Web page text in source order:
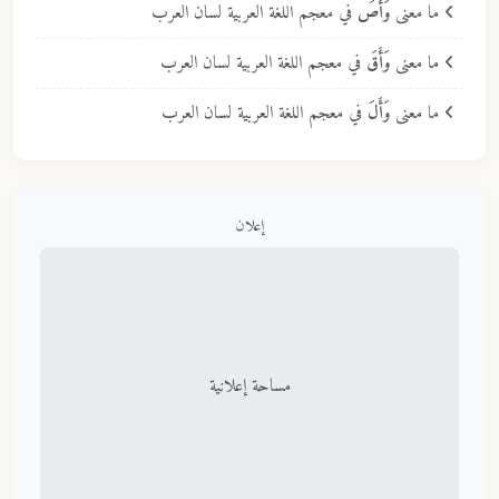
ما معنى وَأَصَ في معجم اللغة العربية لسان العرب
ما معنى وَأَقَ في معجم اللغة العربية لسان العرب
ما معنى وَأَلَ في معجم اللغة العربية لسان العرب
إعلان
مساحة إعلانية